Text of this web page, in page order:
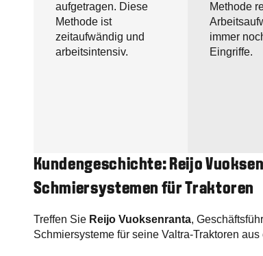
aufgetragen. Diese
Methode ist
zeitaufwändig und
arbeitsintensiv.
Methode
immer
Eingriffe.
Kundengeschichte: Reijo
Schmiersystemen für Traktoren
Treffen Sie Reijo Vuoksenranta,
Schmiersysteme für seine Valtra-Traktoren